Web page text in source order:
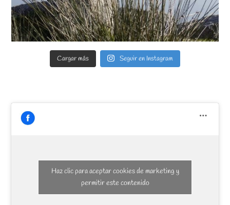
Cargar más Seguir en Instagram
Haz clic para aceptar cookies de marketing y
permitir este contenido